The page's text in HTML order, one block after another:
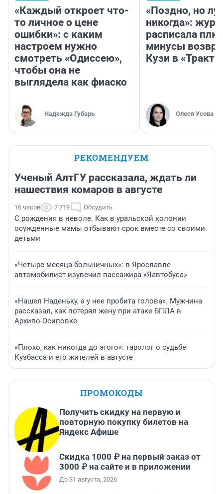
«Каждый откроет что-
то личное о цене
ошибки»: с каким
настроем нужно
смотреть «Одиссею»,
чтобы она не
выглядела как фиаско
Надежда Губарь
«Поздно, но
никогда»:
расписала
минусы
Кузи в
Олеся Усова
РЕКОМЕНДУЕМ
Ученый АлтГУ рассказала, ждать ли
нашествия комаров в августе
16 часов 7 719 Обсудить
С рождения в неволе. Как в уральской колонии
осужденные мамы отбывают срок вместе со своими
детьми
«Четыре месяца больничных»: в Ярославле
автомобилист изувечил пассажира «Яавтобуса»
«Нашел Наденьку, а у нее пробита голова». Мужчина
рассказал, как потерял жену при атаке БПЛА в
Архипо-Осиповке
«Плохо, как никогда до этого»: таролог о судьбе
Кузбасса и его жителей в августе
ПРОМОКОДЫ
Получить скидку на первую и
повторную покупку билетов на
Яндекс Афише
Скидка 1000 ₽ на первый заказ от
3000 ₽ на сайте и в приложении
До 31 августа, 2026